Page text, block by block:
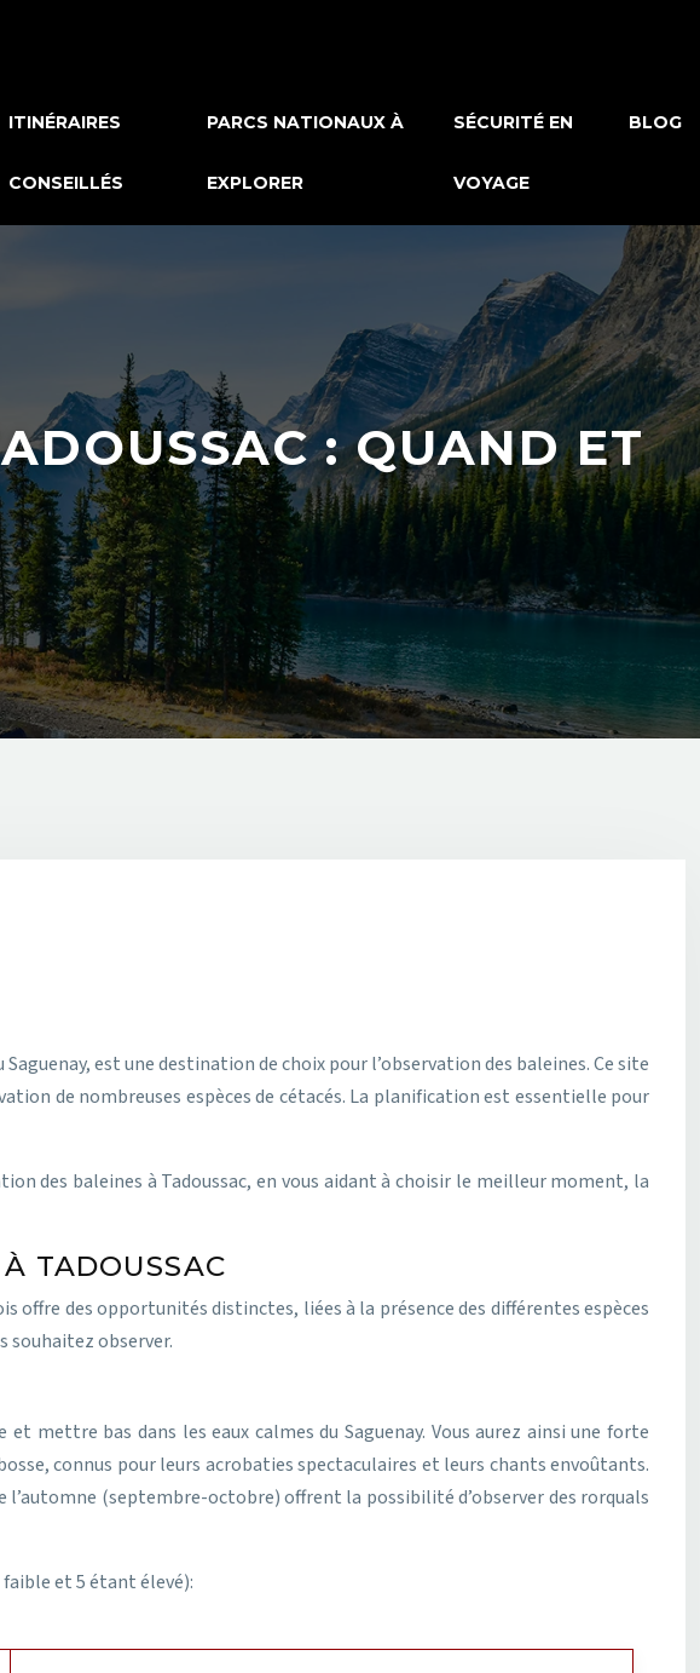
ITINÉRAIRES
CONSEILLÉS
PARCS NATIONAUX À
EXPLORER
SÉCURITÉ EN
VOYAGE
BLOG
: QUAND ET
est une destination de choix pour l’observation des baleines. Ce site
de nombreuses espèces de cétacés. La planification est essentielle pour
des baleines à Tadoussac, en vous aidant à choisir le meilleur moment, la
TADOUSSAC
offre des opportunités distinctes, liées à la présence des différentes espèces
souhaitez observer.
mettre bas dans les eaux calmes du Saguenay. Vous aurez ainsi une forte
connus pour leurs acrobaties spectaculaires et leurs chants envoûtants.
(septembre-octobre) offrent la possibilité d’observer des rorquals
et 5 étant élevé):